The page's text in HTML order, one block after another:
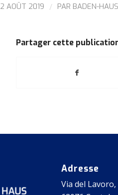
2 AOÛT 2019 / PAR BADEN-HAUS
Partager cette
Adresse
Via del Lavoro,